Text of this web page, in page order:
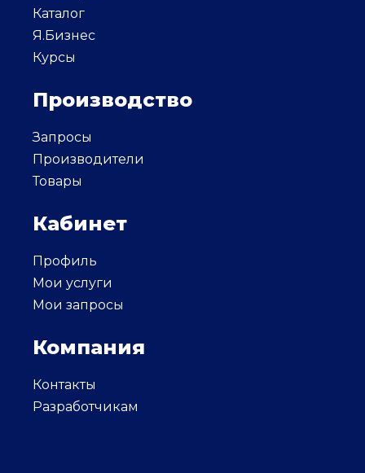
Каталог
Я.Бизнес
Курсы
Производство
Запросы
Производители
Товары
Кабинет
Профиль
Мои услуги
Мои запросы
Компания
Контакты
Разработчикам